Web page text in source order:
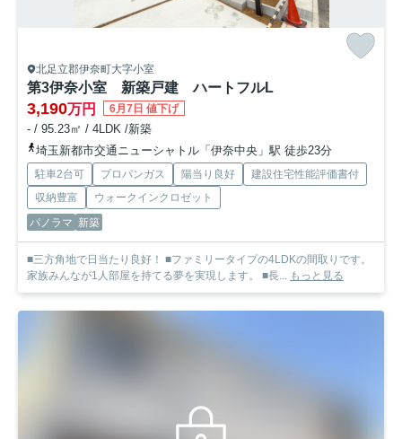
北足立郡伊奈町大字小室
第3伊奈小室 新築戸建 ハートフルL
3,190万円 6月7日 値下げ
- / 95.23㎡ / 4LDK /新築
埼玉新都市交通ニューシャトル「伊奈中央」駅 徒歩23分
駐車2台可 プロパンガス 陽当り良好
建設住宅性能評価書付
収納豊富
ウォークインクロゼット
パノラマ 新築
■三方角地で日当たり良好！ ■ファミリータイプの4LDKの間取りです。
家族みんなが1人部屋を持てる夢を実現します。 ■長...
もっと見る